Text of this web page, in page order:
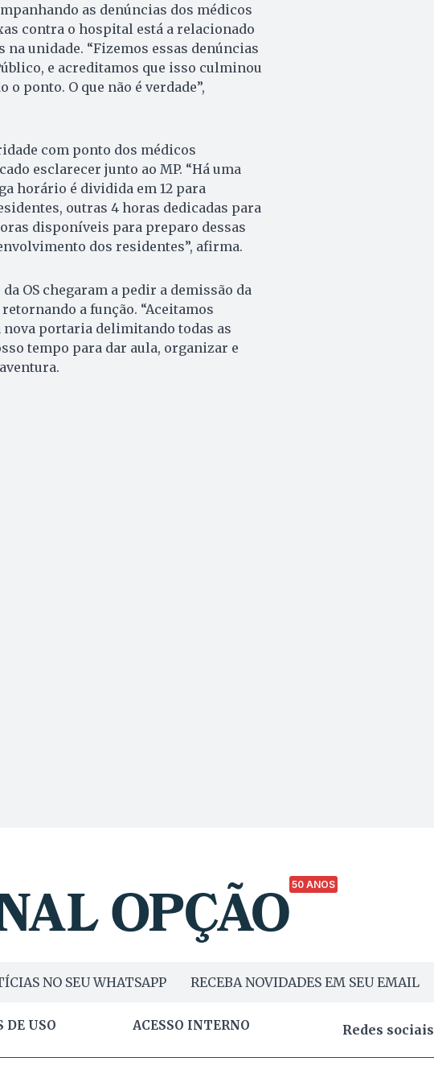
as denúncias dos médicos
contra o hospital está a relacionado
unidade. “Fizemos essas denúncias
e acreditamos que isso culminou
o ponto. O que não é verdade”,
com ponto dos médicos
esclarecer junto ao MP. “Há uma
horário é dividida em 12 para
outras 4 horas dedicadas para
disponíveis para preparo dessas
dos residentes”, afirma.
OS chegaram a pedir a demissão da
a função. “Aceitamos
portaria delimitando todas as
tempo para dar aula, organizar e
50 ANOS
NO SEU WHATSAPP RECEBA NOVIDADES EM SEU EMAIL
DE USO ACESSO INTERNO Redes sociais